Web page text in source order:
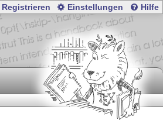
Registrieren Einstellungen Hilfe